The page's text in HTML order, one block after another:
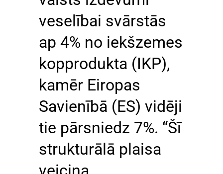
veselībai svārstās
ap 4% no iekšzemes
kopprodukta (IKP),
kamēr Eiropas
Savienībā (ES) vidēji
tie pārsniedz 7%. “Šī
strukturālā plaisa